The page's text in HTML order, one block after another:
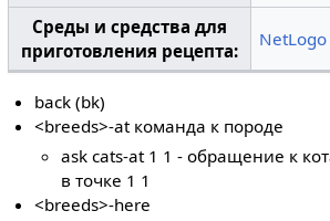
Среды и средства для
приготовления рецепта:
NetLogo
back (bk)
<breeds>-at команда к породе
ask cats-at 1 1 - обращение к
в точке 1 1
<breeds>-here